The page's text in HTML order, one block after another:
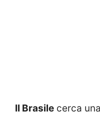
Il Brasile cerca